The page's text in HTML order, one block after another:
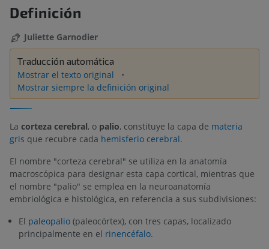
Definición
Juliette Garnodier
Traducción automática
Mostrar el texto original
Mostrar siempre la definición original
La corteza cerebral, o palio, constituye la capa de materia
gris que recubre cada hemisferio cerebral.
El nombre "corteza cerebral" se utiliza en la anatomía
macroscópica para designar esta capa cortical, mientras que
el nombre "palio" se emplea en la neuroanatomía
embriológica e histológica, en referencia a sus subdivisiones:
El paleopalio (paleocórtex), con tres capas, localizado
principalmente en el rinencéfalo.